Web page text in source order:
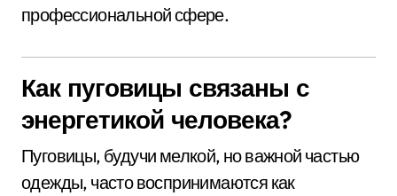
профессиональной сфере.
Как пуговицы связаны с
энергетикой человека?
Пуговицы, будучи мелкой, но важной частью
одежды, часто воспринимаются как